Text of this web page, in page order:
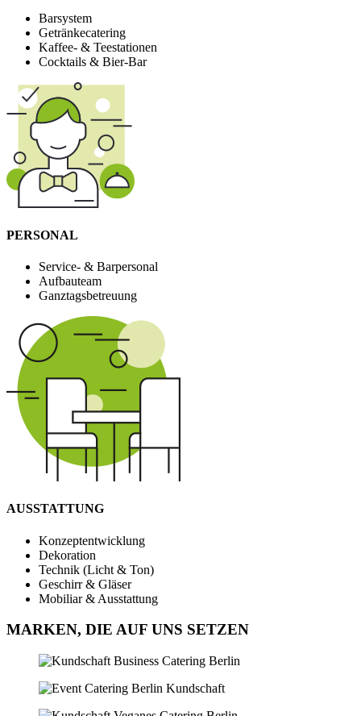
Barsystem
Getränkecatering
Kaffee- & Teestationen
Cocktails & Bier-Bar
PERSONAL
Service- & Barpersonal
Aufbauteam
Ganztagsbetreuung
AUSSTATTUNG
Konzeptentwicklung
Dekoration
Technik (Licht & Ton)
Geschirr & Gläser
Mobiliar & Ausstattung
MARKEN, DIE AUF UNS SETZEN